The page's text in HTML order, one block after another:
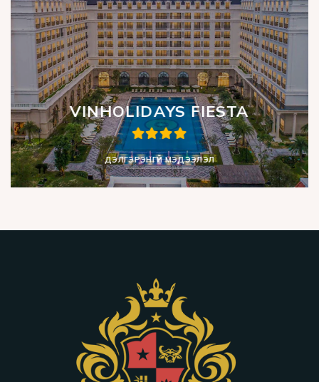
VINHOLIDAYS FIESTA
ДЭЛГЭРЭНГҮЙ МЭДЭЭЛЭЛ